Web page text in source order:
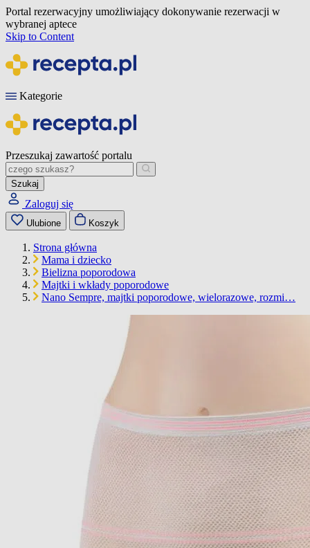
Portal rezerwacyjny umożliwiający dokonywanie rezerwacji w
wybranej aptece
Skip to Content
Kategorie
Przeszukaj zawartość portalu
Szukaj
Zaloguj się
Ulubione Koszyk
Strona główna
Mama i dziecko
Bielizna poporodowa
Majtki i wkłady poporodowe
Nano Sempre, majtki poporodowe, wielorazowe, rozmi…